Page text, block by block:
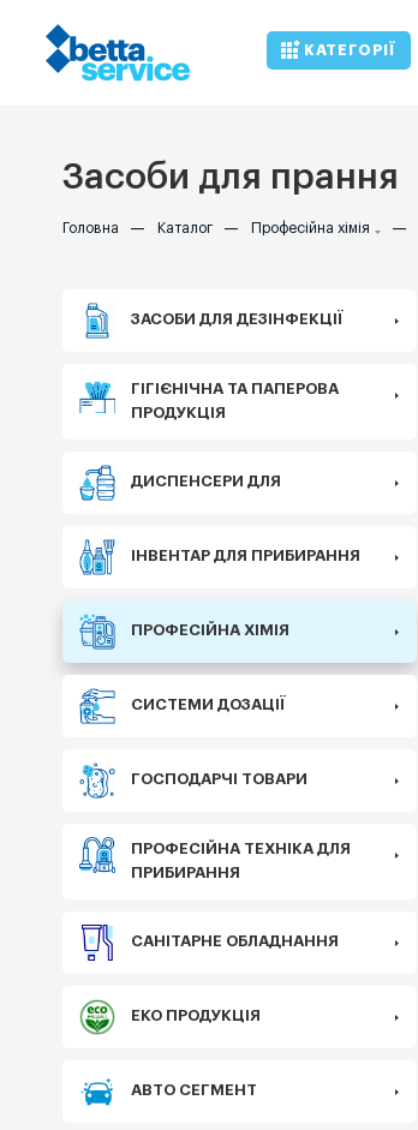
КАТЕГОРІЇ
Засоби для прання
Головна — Каталог — Професійна хімія —
ЗАСОБИ ДЛЯ ДЕЗІНФЕКЦІЇ
ГІГІЄНІЧНА ТА ПАПЕРОВА
ПРОДУКЦІЯ
ДИСПЕНСЕРИ ДЛЯ
ІНВЕНТАР ДЛЯ ПРИБИРАННЯ
ПРОФЕСІЙНА ХІМІЯ
СИСТЕМИ ДОЗАЦІЇ
ГОСПОДАРЧІ ТОВАРИ
ПРОФЕСІЙНА ТЕХНІКА ДЛЯ
ПРИБИРАННЯ
САНІТАРНЕ ОБЛАДНАННЯ
ЕКО ПРОДУКЦІЯ
АВТО СЕГМЕНТ